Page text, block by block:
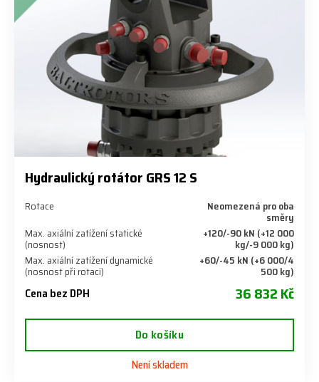
Hydraulický rotátor GRS 12 S
Rotace Neomezená pro oba
směry
Max. axiální zatížení statické
(nosnost)
+120/-90 kN (+12 000
kg/-9 000 kg)
Max. axiální zatížení dynamické
(nosnost při rotaci)
+60/-45 kN (+6 000/4
500 kg)
Cena bez DPH 36 832 Kč
Do košíku
Není skladem